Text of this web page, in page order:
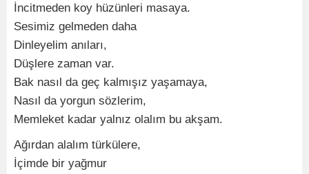
İncitmeden koy hüzünleri masaya.
Sesimiz gelmeden daha
Dinleyelim anıları,
Düşlere zaman var.
Bak nasıl da geç kalmışız yaşamaya,
Nasıl da yorgun sözlerim,
Memleket kadar yalnız olalım bu akşam.
Ağırdan alalım türkülere,
İçimde bir yağmur